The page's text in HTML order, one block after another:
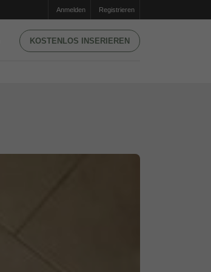
Anmelden Registrieren
KOSTENLOS INSERIEREN